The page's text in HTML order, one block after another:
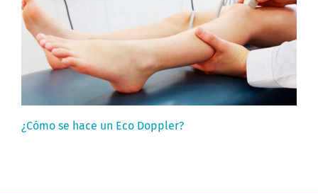
¿Cómo se hace un Eco Doppler?